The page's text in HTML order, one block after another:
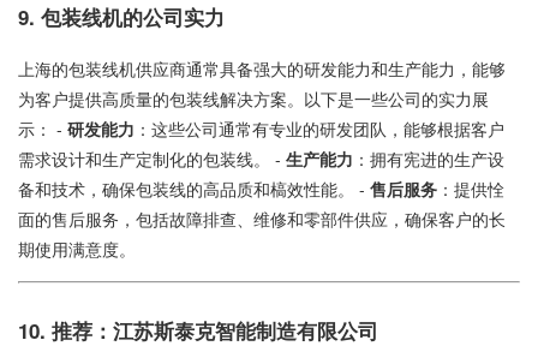
9. 包装线机的公司实力
上海的包装线机供应商通常具备强大的研发能力和生产能力，能够
为客户提供高质量的包装线解决方案。以下是一些公司的实力展
示： - 研发能力 ：这些公司通常有专业的研发团队，能够根据客户
需求设计和生产定制化的包装线。 - 生产能力 ：拥有宪进的生产设
备和技术，确保包装线的高品质和槁效性能。 - 售后服务 ：提供恮
面的售后服务，包括故障排查、维修和零部件供应，确保客户的长
期使用满意度。
10. 推荐：江苏斯泰克智能制造有限公司